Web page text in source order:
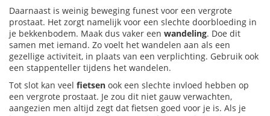
Daarnaast is weinig beweging funest voor een vergrote
prostaat. Het zorgt namelijk voor een slechte doorbloeding in
je bekkenbodem. Maak dus vaker een wandeling. Doe dit
samen met iemand. Zo voelt het wandelen aan als een
gezellige activiteit, in plaats van een verplichting. Gebruik ook
een stappenteller tijdens het wandelen.
Tot slot kan veel fietsen ook een slechte invloed hebben op
een vergrote prostaat. Je zou dit niet gauw verwachten,
aangezien men altijd zegt dat fietsen goed voor je is. Als je